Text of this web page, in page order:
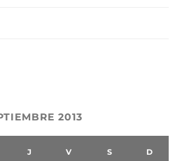
2013
J V S D